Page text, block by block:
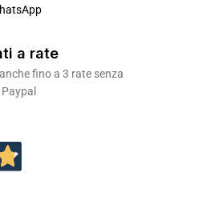
a rate
fino a 3 rate senza